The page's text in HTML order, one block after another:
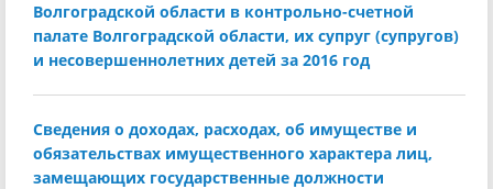
Волгоградской области в контрольно-счетной
палате Волгоградской области, их супруг (супругов)
и несовершеннолетних детей за 2016 год
Сведения о доходах, расходах, об имуществе и
обязательствах имущественного характера лиц,
замещающих государственные должности